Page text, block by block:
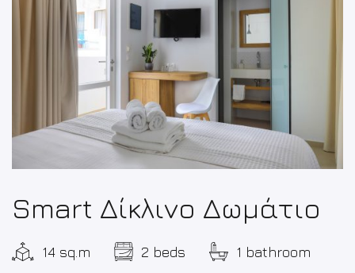
Smart Δίκλινο Δωμάτιο
14 sq.m 2 beds 1 bathroom